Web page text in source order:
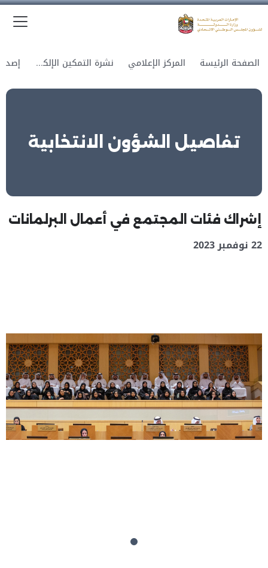
الصفحة الرئيسة المركز الإعلامي نشرة التمكين الإلكترونية
تفاصيل الشؤون الانتخابية
إشراك فئات المجتمع في أعمال البرلمانات
22 نوفمبر 2023